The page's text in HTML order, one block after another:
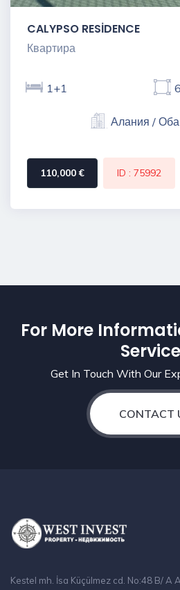
CALYPSO RESİDENCE
Квартира
1+1
Алания / Оба
110,000 € ID : 75992
For More
Get In Touch With Our
CONTACT
Kestel mh. İsa Küçülmez cd. No:48 B/ A